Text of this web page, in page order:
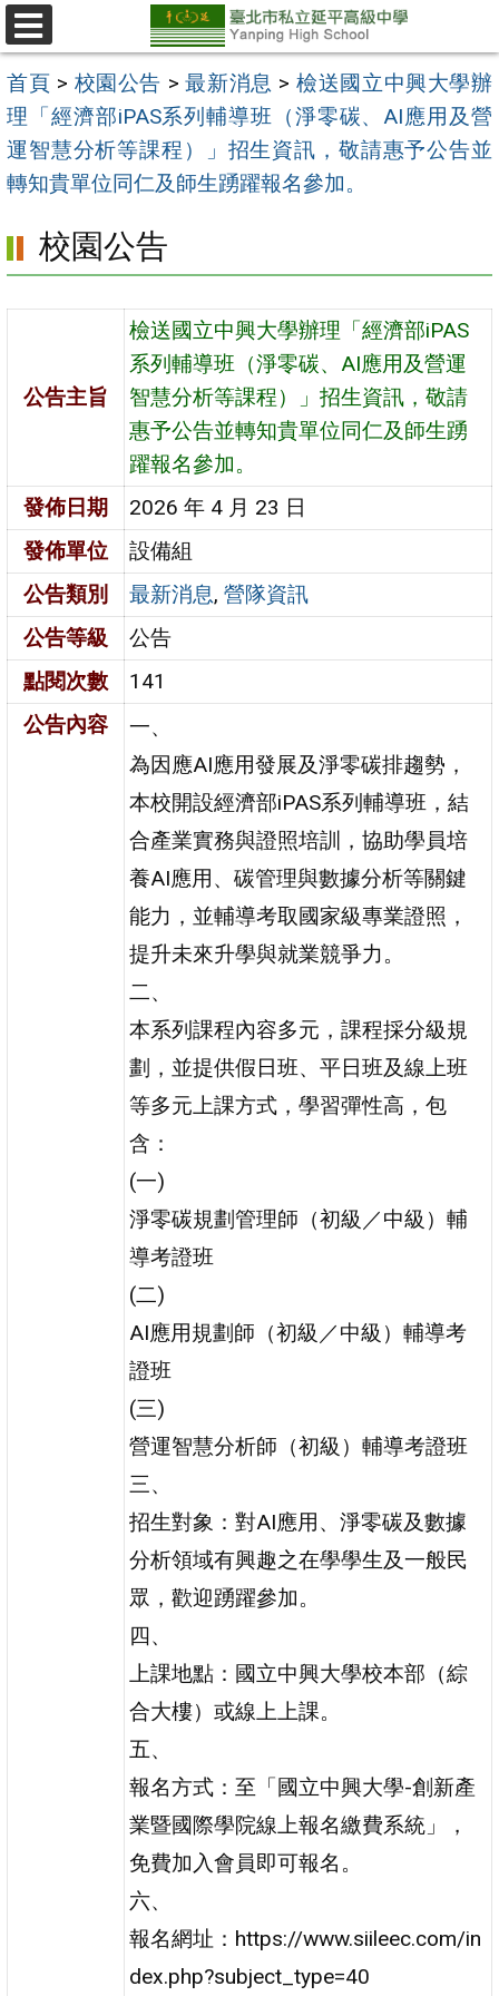
跳
至
主
要
內
容
選
單
首頁 > 校園公告 >最新消息 > 檢送國立中興大學辦
理「經濟部iPAS系列輔導班（淨零碳、AI應用及營
運智慧分析等課程）」招生資訊，敬請惠予公告並
轉知貴單位同仁及師生踴躍報名參加。
校園公告
公告主旨
檢送國立中興大學辦理「經濟部iPAS
系列輔導班（淨零碳、AI應用及營運
智慧分析等課程）」招生資訊，敬請
惠予公告並轉知貴單位同仁及師生踴
躍報名參加。
發佈日期
2026 年 4 月 23 日
發佈單位
設備組
公告類別
最新消息,營隊資訊
公告等級
公告
點閱次數
141
公告內容
一、
為因應AI應用發展及淨零碳排趨勢，
本校開設經濟部iPAS系列輔導班，結
合產業實務與證照培訓，協助學員培
養AI應用、碳管理與數據分析等關鍵
能力，並輔導考取國家級專業證照，
提升未來升學與就業競爭力。
二、
本系列課程內容多元，課程採分級規
劃，並提供假日班、平日班及線上班
等多元上課方式，學習彈性高，包
含：
(一)
淨零碳規劃管理師（初級／中級）輔
導考證班
(二)
AI應用規劃師（初級／中級）輔導考
證班
(三)
營運智慧分析師（初級）輔導考證班
三、
招生對象：對AI應用、淨零碳及數據
分析領域有興趣之在學學生及一般民
眾，歡迎踴躍參加。
四、
上課地點：國立中興大學校本部（綜
合大樓）或線上上課。
五、
報名方式：至「國立中興大學-創新產
業暨國際學院線上報名繳費系統」，
免費加入會員即可報名。
六、
報名網址：https://www.siileec.com/in
dex.php?subject_type=40